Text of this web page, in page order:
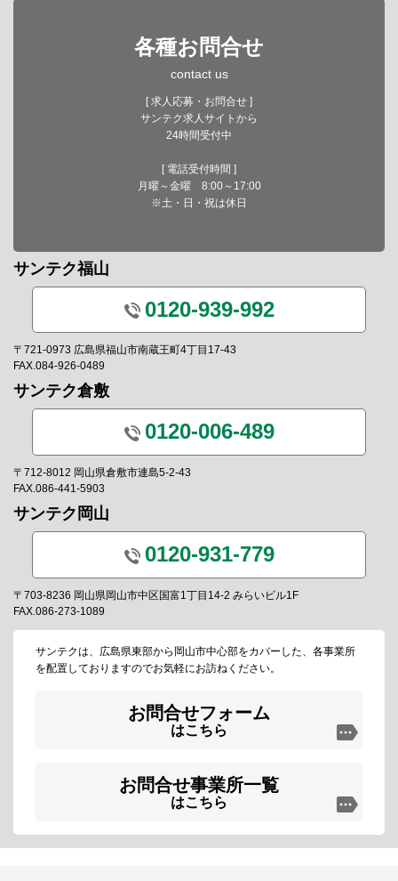
各種お問合せ
contact us
[ 求人応募・お問合せ ]
サンテク求人サイトから
24時間受付中
[ 電話受付時間 ]
月曜～金曜 8:00～17:00
※土・日・祝は休日
サンテク福山
0120-939-992
〒721-0973 広島県福山市南蔵王町4丁目17-43
FAX.084-926-0489
サンテク倉敷
0120-006-489
〒712-8012 岡山県倉敷市連島5-2-43
FAX.086-441-5903
サンテク岡山
0120-931-779
〒703-8236 岡山県岡山市中区国富1丁目14-2 みらいビル1F
FAX.086-273-1089
サンテクは、広島県東部から岡山市中心部をカバーした、各事業所
を配置しておりますのでお気軽にお訪ねください。
お問合せフォーム
はこちら
お問合せ事業所一覧
はこちら